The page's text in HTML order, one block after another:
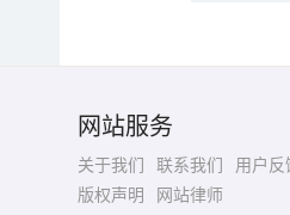
网站服务
关于我们 联系我们
用户反
版权声明
网站律师